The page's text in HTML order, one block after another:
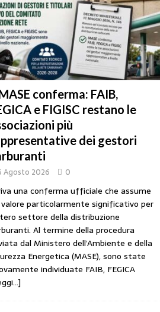
e Figisc
COMUNICATI
su di loro le
di colpevolezza
GRAVE MA NON SERIA
conferma: FAIB,
e FIGISC restano le
più
dei gestori
Agosto 2026 0
una conferma ufficiale che assume
particolarmente significativo per
settore della distribuzione
Al termine della procedura
dal Ministero dell’Ambiente e della
Energetica (MASE), sono state
individuate FAIB, FEGICA